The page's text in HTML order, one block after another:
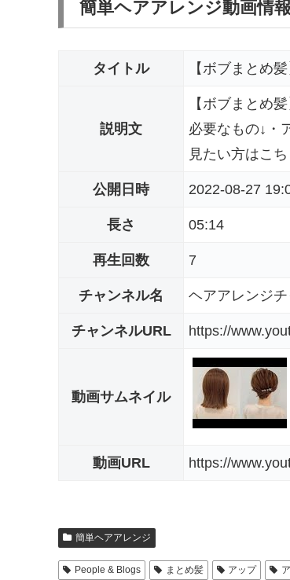
簡単ヘアアレンジ動画情報
タイトル 【ボブまとめ
説明文
【ボブまとめ
必要なもの↓・
見たい方はこ
公開日時 2022-08-27
長さ 05:14
再生回数 7
チャンネル名 ヘアアレンジ
チャンネルURL https://
動画サムネイル
動画URL https://
簡単ヘアアレンジ
People & Blogs まとめ髪 アップ